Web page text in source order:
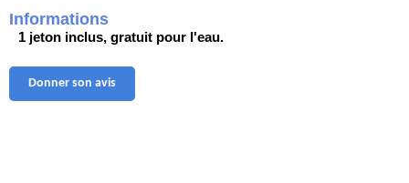
Informations
1 jeton inclus, gratuit pour l'eau.
Donner son avis